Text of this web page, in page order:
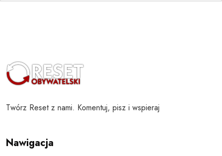
Twórz Reset z nami. Komentuj, pisz i wspieraj
Nawigacja